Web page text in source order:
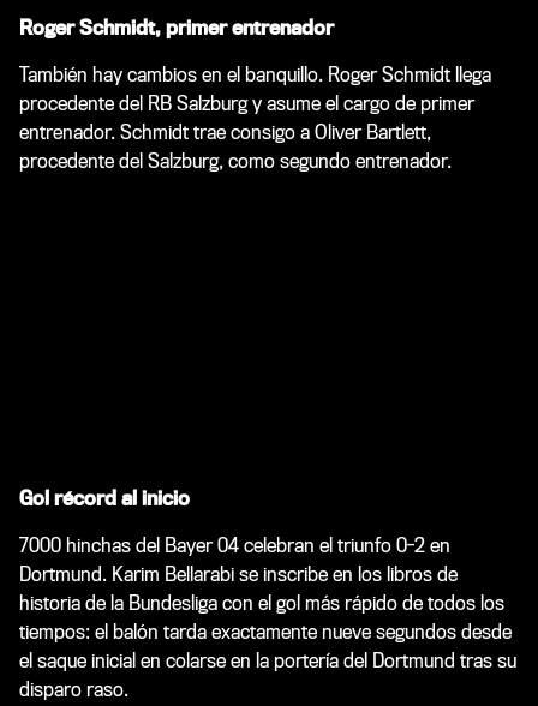
Roger Schmidt, primer entrenador
También hay cambios en el banquillo. Roger Schmidt llega
procedente del RB Salzburg y asume el cargo de primer
entrenador. Schmidt trae consigo a Oliver Bartlett,
procedente del Salzburg, como segundo entrenador.
Gol récord al inicio
7000 hinchas del Bayer 04 celebran el triunfo 0-2 en
Dortmund. Karim Bellarabi se inscribe en los libros de
historia de la Bundesliga con el gol más rápido de todos los
tiempos: el balón tarda exactamente nueve segundos desde
el saque inicial en colarse en la portería del Dortmund tras su
disparo raso.